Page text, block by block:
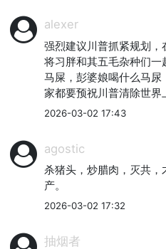
alexer
强烈建议川普抓紧规划
将习胖和其五毛杂种们
马屎，彭婆娘喝什么马
家都要预祝川普清除世界
2026-03-02 17:43
agostic
杀猪头，炒腊肉，灭共
产。
2026-03-02 17:32
抽烟者